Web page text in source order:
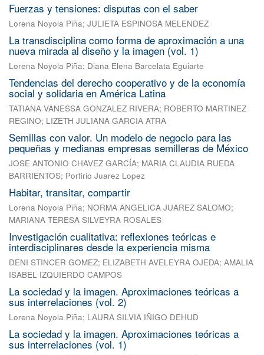
Fuerzas y tensiones: disputas con el saber
Lorena Noyola Piña; JULIETA ESPINOSA MELENDEZ
La transdisciplina como forma de aproximación a una
nueva mirada al diseño y la imagen (vol. 1)
Lorena Noyola Piña; Diana Elena Barcelata Eguiarte
Tendencias del derecho cooperativo y de la economía
social y solidaria en América Latina
TATIANA VANESSA GONZALEZ RIVERA; ROBERTO MARTINEZ
REGINO; LIZETH JULIANA GARCIA ATRA
Semillas con valor. Un modelo de negocio para las
pequeñas y medianas empresas semilleras de México
JOSE ANTONIO CHAVEZ GARCÍA; MARIA CLAUDIA RUEDA
BARRIENTOS; Porfirio Juarez Lopez
Habitar, transitar, compartir
Lorena Noyola Piña; NORMA ANGELICA JUAREZ SALOMO;
MARIANA TERESA SILVEYRA ROSALES
Investigación cualitativa: reflexiones teóricas e
interdisciplinares desde la experiencia misma
DENI STINCER GOMEZ; ELIZABETH AVELEYRA OJEDA; AMALIA
ISABEL IZQUIERDO CAMPOS
La sociedad y la imagen. Aproximaciones teóricas a
sus interrelaciones (vol. 2)
Lorena Noyola Piña; LAURA SILVIA IÑIGO DEHUD
La sociedad y la imagen. Aproximaciones teóricas a
sus interrelaciones (vol. 1)